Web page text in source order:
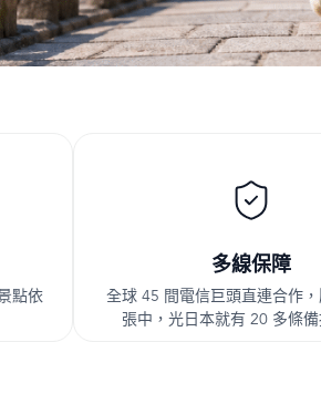
點依
多線保障
全球 45 間電信巨頭直連合作
張中，光日本就有 20 多條